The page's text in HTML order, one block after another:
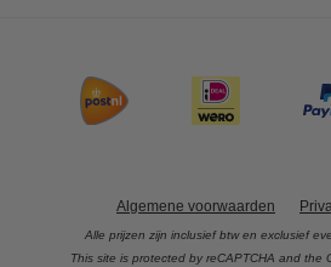
Algemene voorwaarden
Alle prijzen zijn inclusief btw en exclusief
This site is protected by reCAPTCHA and the